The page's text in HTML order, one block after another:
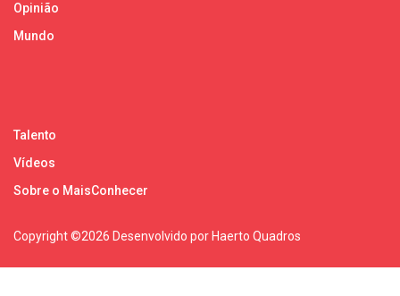
Opinião
Mundo
Talento
Vídeos
Sobre o MaisConhecer
Copyright ©2026 Desenvolvido por Haerto Quadros